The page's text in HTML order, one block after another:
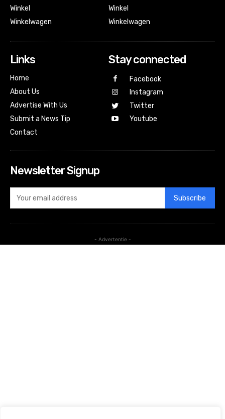
Winkel
Winkelwagen
Winkel
Winkelwagen
Links
Home
About Us
Advertise With Us
Submit a News Tip
Contact
Stay connected
Facebook
Instagram
Twitter
Youtube
Newsletter Signup
Subscribe
- Advertentie -